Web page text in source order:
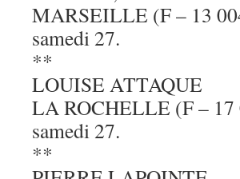
MARSEILLE (F – 13
samedi 27.
**
LOUISE ATTAQUE
LA ROCHELLE (F – 17
samedi 27.
**